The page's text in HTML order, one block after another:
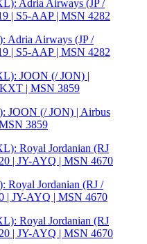
Adria Airways (JP /
| S5-AAP | MSN 4282
JOON (/ JON) | Airbus
3859
Royal Jordanian (RJ /
| JY-AYQ | MSN 4670